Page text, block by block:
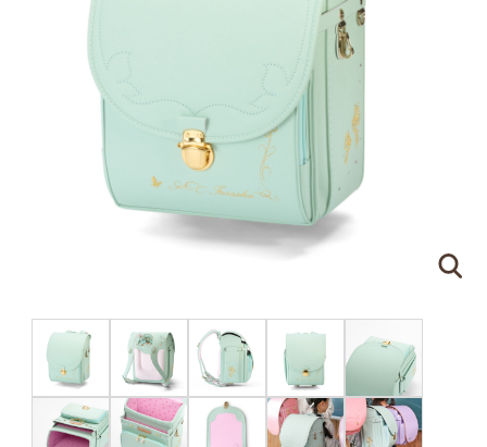
刻印する文字について
ネームプレートはご注文の際に刻印する文字をア
ルファベットでご指定ください。（スペースやドッ
トを含めて
まで）
書体は下記の明朝体と筆記体の2種類からお選び
明朝体 筆記体
明朝体 筆記体